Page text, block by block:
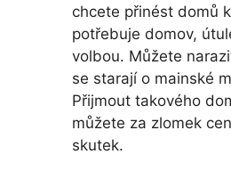
chcete přinést domů
potřebuje domov,
volbou. Můžete
se starají o mainské
Přijmout takového
můžete za zlomek
skutek.